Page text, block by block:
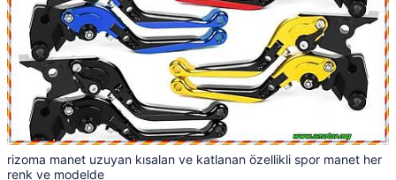
rizoma manet uzuyan kısalan ve katlanan özellikli spor manet her
renk ve modelde